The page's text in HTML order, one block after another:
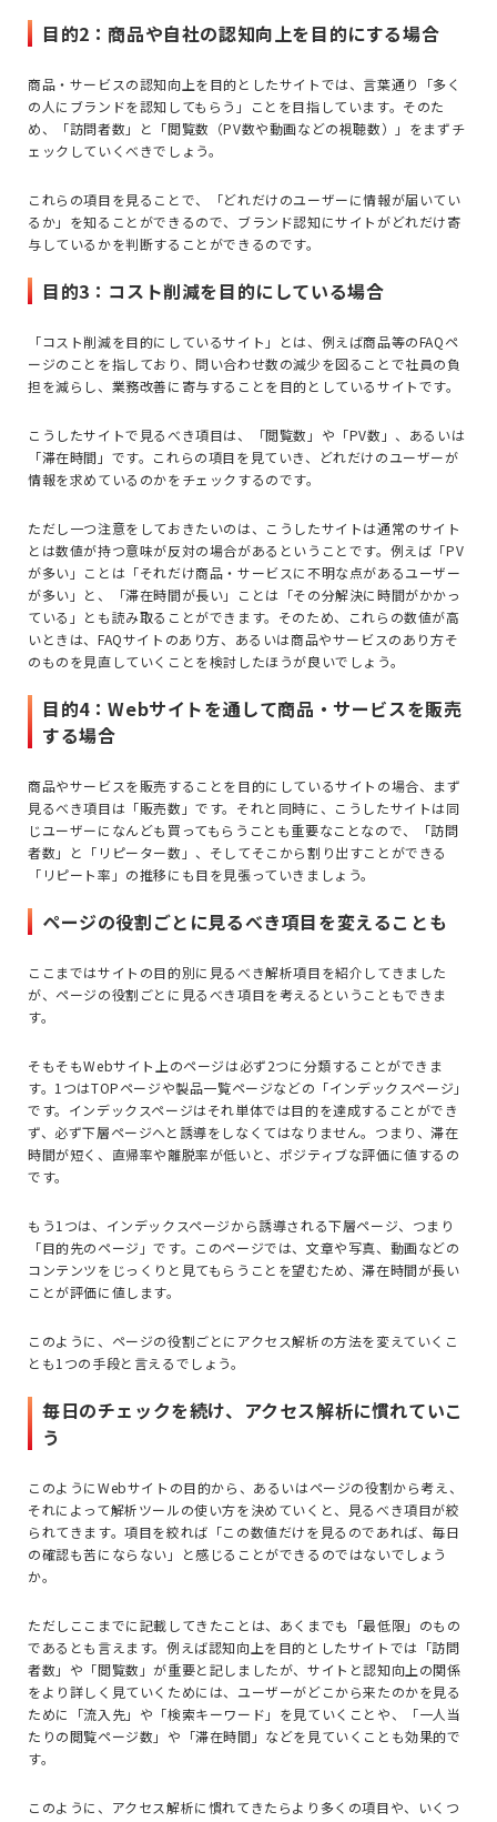
目的2：商品や自社の認知向上を目的にする場合
商品・サービスの認知向上を目的としたサイトでは、言葉通り「多く
の人にブランドを認知してもらう」ことを目指しています。そのた
め、「訪問者数」と「閲覧数（PV数や動画などの視聴数）」をまずチ
ェックしていくべきでしょう。
これらの項目を見ることで、「どれだけのユーザーに情報が届いてい
るか」を知ることができるので、ブランド認知にサイトがどれだけ寄
与しているかを判断することができるのです。
目的3：コスト削減を目的にしている場合
「コスト削減を目的にしているサイト」とは、例えば商品等のFAQペ
ージのことを指しており、問い合わせ数の減少を図ることで社員の負
担を減らし、業務改善に寄与することを目的としているサイトです。
こうしたサイトで見るべき項目は、「閲覧数」や「PV数」、あるいは
「滞在時間」です。これらの項目を見ていき、どれだけのユーザーが
情報を求めているのかをチェックするのです。
ただし一つ注意をしておきたいのは、こうしたサイトは通常のサイト
とは数値が持つ意味が反対の場合があるということです。例えば「PV
が多い」ことは「それだけ商品・サービスに不明な点があるユーザー
が多い」と、「滞在時間が長い」ことは「その分解決に時間がかかっ
ている」とも読み取ることができます。そのため、これらの数値が高
いときは、FAQサイトのあり方、あるいは商品やサービスのあり方そ
のものを見直していくことを検討したほうが良いでしょう。
目的4：Webサイトを通して商品・サービスを販売
する場合
商品やサービスを販売することを目的にしているサイトの場合、まず
見るべき項目は「販売数」です。それと同時に、こうしたサイトは同
じユーザーになんども買ってもらうことも重要なことなので、「訪問
者数」と「リピーター数」、そしてそこから割り出すことができる
「リピート率」の推移にも目を見張っていきましょう。
ページの役割ごとに見るべき項目を変えることも
ここまではサイトの目的別に見るべき解析項目を紹介してきました
が、ページの役割ごとに見るべき項目を考えるということもできま
す。
そもそもWebサイト上のページは必ず2つに分類することができま
す。1つはTOPページや製品一覧ページなどの「インデックスページ」
です。インデックスページはそれ単体では目的を達成することができ
ず、必ず下層ページへと誘導をしなくてはなりません。つまり、滞在
時間が短く、直帰率や離脱率が低いと、ポジティブな評価に値するの
です。
もう1つは、インデックスページから誘導される下層ページ、つまり
「目的先のページ」です。このページでは、文章や写真、動画などの
コンテンツをじっくりと見てもらうことを望むため、滞在時間が長い
ことが評価に値します。
このように、ページの役割ごとにアクセス解析の方法を変えていくこ
とも1つの手段と言えるでしょう。
毎日のチェックを続け、アクセス解析に慣れていこ
う
このようにWebサイトの目的から、あるいはページの役割から考え、
それによって解析ツールの使い方を決めていくと、見るべき項目が絞
られてきます。項目を絞れば「この数値だけを見るのであれば、毎日
の確認も苦にならない」と感じることができるのではないでしょう
か。
ただしここまでに記載してきたことは、あくまでも「最低限」のもの
であるとも言えます。例えば認知向上を目的としたサイトでは「訪問
者数」や「閲覧数」が重要と記しましたが、サイトと認知向上の関係
をより詳しく見ていくためには、ユーザーがどこから来たのかを見る
ために「流入先」や「検索キーワード」を見ていくことや、「一人当
たりの閲覧ページ数」や「滞在時間」などを見ていくことも効果的で
す。
このように、アクセス解析に慣れてきたらより多くの項目や、いくつ